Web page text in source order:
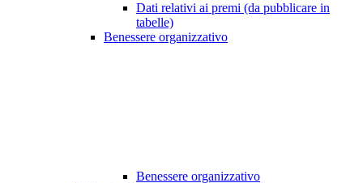
Dati relativi ai premi (da pubblicare in
tabelle)
Benessere organizzativo
Benessere organizzativo